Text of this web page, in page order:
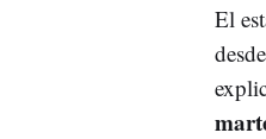
El